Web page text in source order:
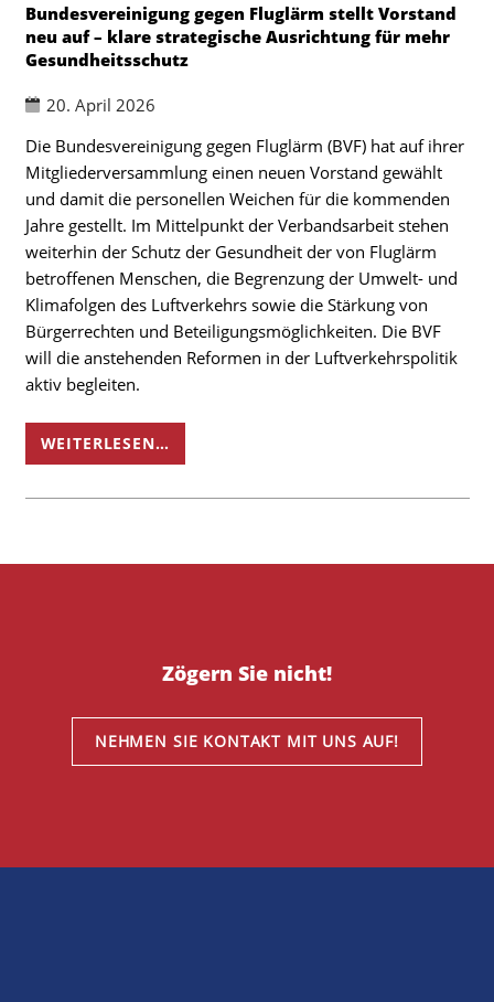
Bundesvereinigung gegen Fluglärm stellt Vorstand
neu auf – klare strategische Ausrichtung für mehr
Gesundheitsschutz
20. April 2026
Die Bundesvereinigung gegen Fluglärm (BVF) hat auf ihrer
Mitgliederversammlung einen neuen Vorstand gewählt
und damit die personellen Weichen für die kommenden
Jahre gestellt. Im Mittelpunkt der Verbandsarbeit stehen
weiterhin der Schutz der Gesundheit der von Fluglärm
betroffenen Menschen, die Begrenzung der Umwelt- und
Klimafolgen des Luftverkehrs sowie die Stärkung von
Bürgerrechten und Beteiligungsmöglichkeiten. Die BVF
will die anstehenden Reformen in der Luftverkehrspolitik
aktiv begleiten.
WEITERLESEN…
Zögern Sie nicht!
NEHMEN SIE KONTAKT MIT UNS AUF!